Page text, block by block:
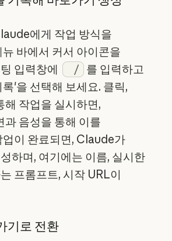
에게 작업 방식을
바에서 커서 아이콘을
입력창에
/
를 입력하고
'을 선택해 보세요. 클릭,
해 작업을 실시하면,
음성을 통해 이를
업이 완료되면, Claude가
하며, 여기에는 이름, 실시한
프롬프트, 시작 URL이
기로 전환